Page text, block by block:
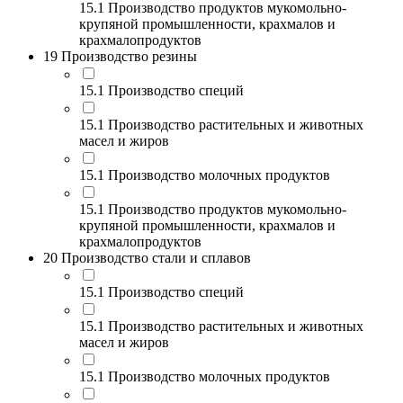
15.1 Производство продуктов мукомольно-
крупяной промышленности, крахмалов и
крахмалопродуктов
19 Производство резины
15.1 Производство специй
15.1 Производство растительных и животных
масел и жиров
15.1 Производство молочных продуктов
15.1 Производство продуктов мукомольно-
крупяной промышленности, крахмалов и
крахмалопродуктов
20 Производство стали и сплавов
15.1 Производство специй
15.1 Производство растительных и животных
масел и жиров
15.1 Производство молочных продуктов